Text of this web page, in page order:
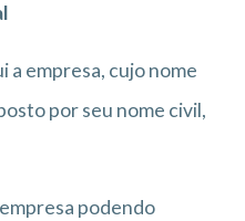
a empresa, cujo nome
por seu nome civil,
podendo